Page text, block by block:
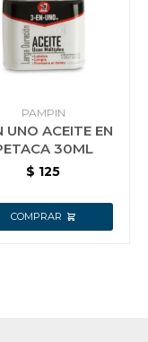
PAMPIN
UNO ACEITE EN
30ML
$ 125